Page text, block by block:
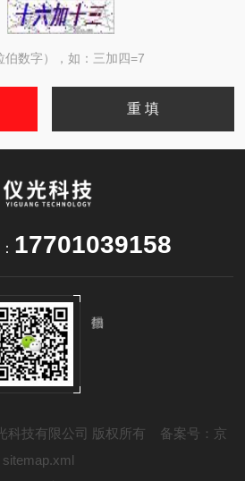
数字），如：三加四=7
17701039158
科技有限公司 版权所有 备案号：京
sitemap.xml